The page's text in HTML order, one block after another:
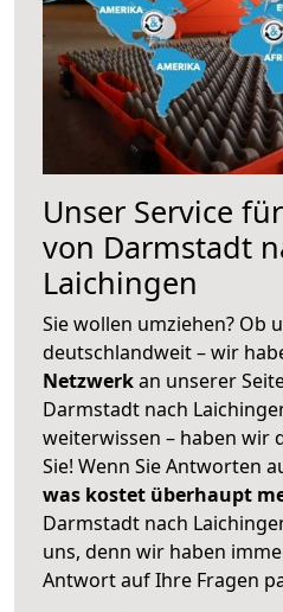
Unser Service
von Darmstadt
Laichingen
Sie wollen umziehen? Ob
deutschlandweit – wir
Netzwerkan unserer
Darmstadt nach
weiterwissen – haben wir
Sie! Wenn Sie Antworten
was kostet überhaupt
Darmstadt nach
uns, denn wir haben
Antwort auf Ihre Fragen